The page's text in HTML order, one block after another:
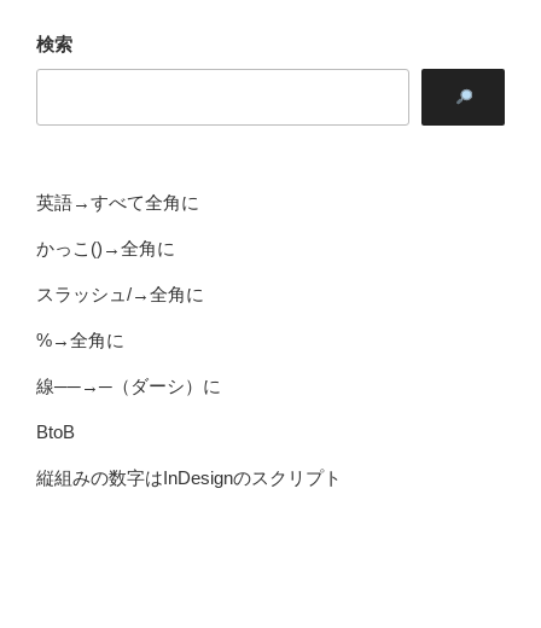
検索
英語→すべて全角に
かっこ()→全角に
スラッシュ/→全角に
%→全角に
線──→─（ダーシ）に
BtoB
縦組みの数字はInDesignのスクリプト